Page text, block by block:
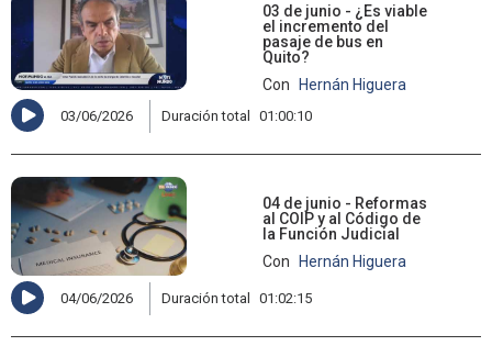
03 de junio - ¿Es viable
el incremento del
pasaje de bus en
Quito?
Con
Hernán Higuera
03/06/2026 Duración total 01:00:10
04 de junio - Reformas
al COIP y al Código de
la Función Judicial
Con
Hernán Higuera
04/06/2026 Duración total 01:02:15